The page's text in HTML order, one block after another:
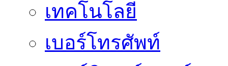
เทคโนโลยี
เบอร์โทรศัพท์